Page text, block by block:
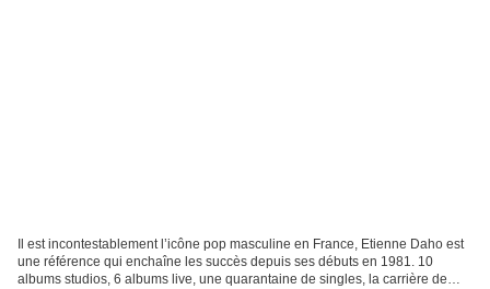
Il est incontestablement l’icône pop masculine en France, Etienne Daho est
une référence qui enchaîne les succès depuis ses débuts en 1981. 10
albums studios, 6 albums live, une quarantaine de singles, la carrière de